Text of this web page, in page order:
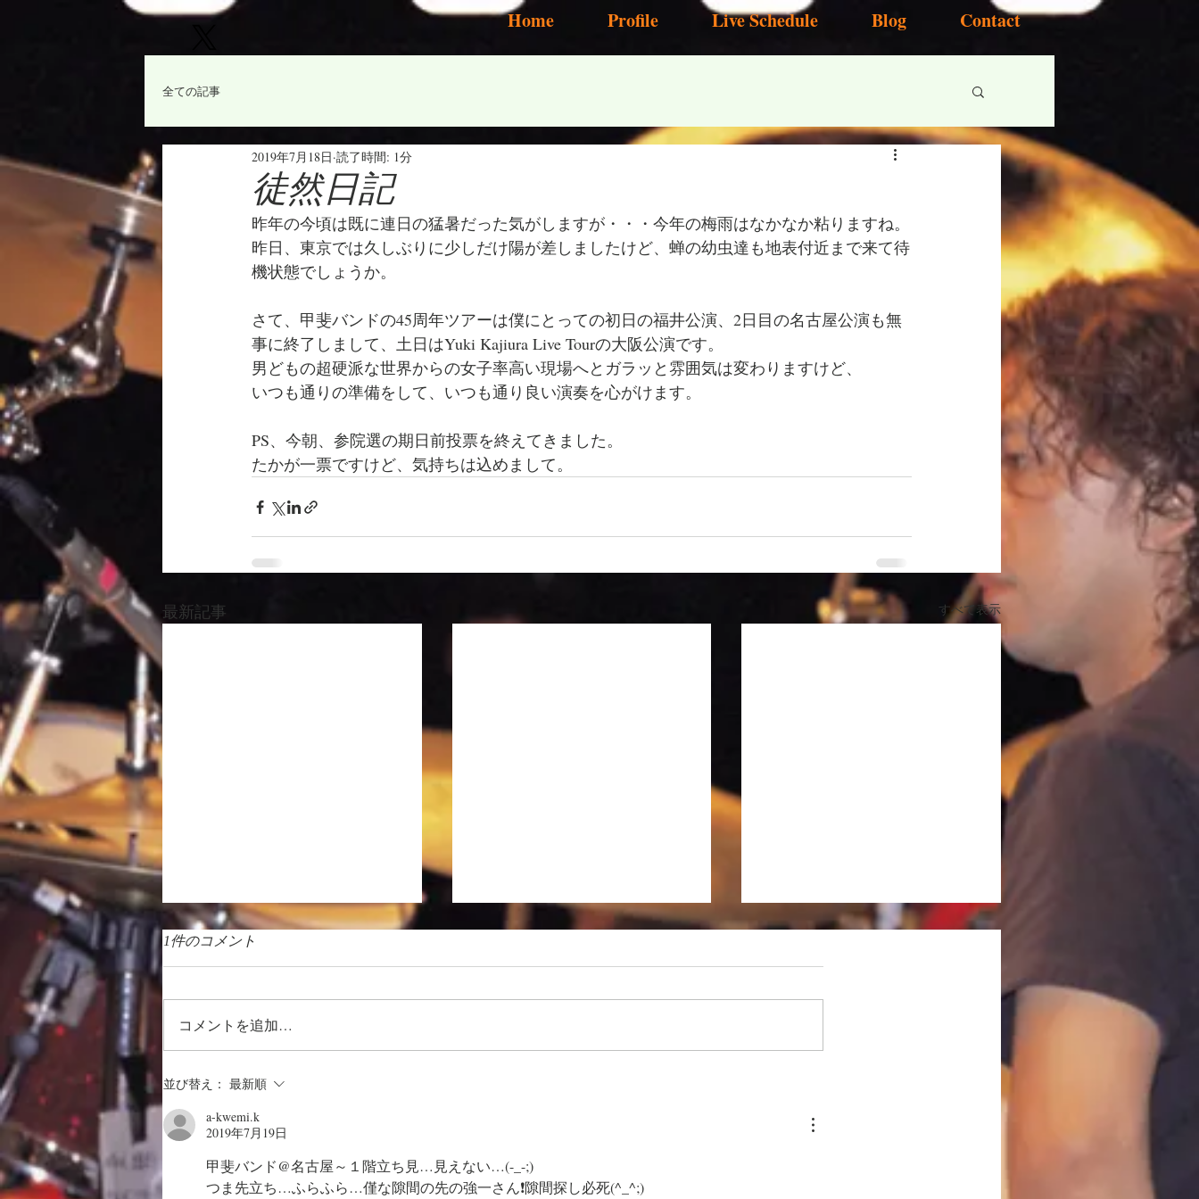
Home Profile Live Schedule Blog Contact
全ての記事
徒然日記
2019年7月18日 読了時間: 1分
昨年の今頃は既に連日の猛暑だった気がしますが・・・今年の梅雨はなかなか粘りますね。
昨日、東京では久しぶりに少しだけ陽が差しましたけど、蝉の幼虫達も地表付近まで来て待
機状態でしょうか。
さて、甲斐バンドの45周年ツアーは僕にとっての初日の福井公演、2日目の名古屋公演も無
事に終了しまして、土日はYuki Kajiura Live Tourの大阪公演です。
男どもの超硬派な世界からの女子率高い現場へとガラッと雰囲気は変わりますけど、
いつも通りの準備をして、いつも通り良い演奏を心がけます。
PS、今朝、参院選の期日前投票を終えてきました。
たかが一票ですけど、気持ちは込めまして。
最新記事 すべて表示
徒然日記「長雨の候 2026」
私、昨日から大阪に入っていま
っていたように思いますが、関東
から『Yuki Kajiura LIVE vol.#22
~precious pieces~』がスタートし
1件のコメント
コメントを追加…
並び替え： 最新順
a-kwemi.k
2019年7月19日
甲斐バンド@名古屋～１階立ち見…見えない…(-_-;)
つま先立ち…ふらふら…僅な隙間の先の強一さん❗隙間探し必死(^_^;)